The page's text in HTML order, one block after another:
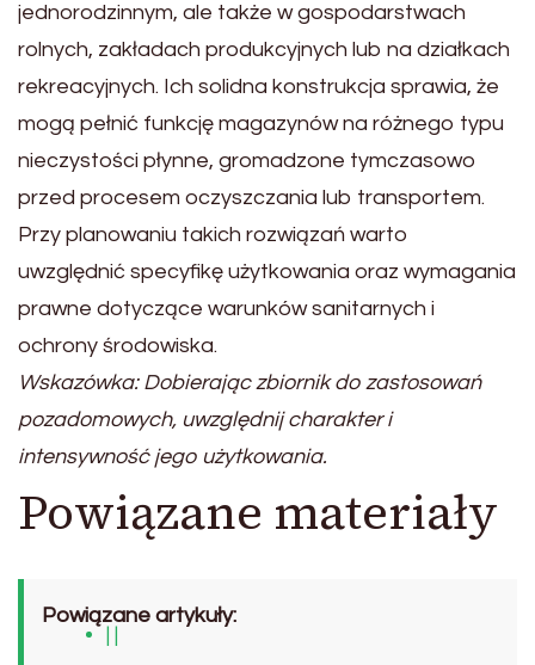
jednorodzinnym, ale także w gospodarstwach
rolnych, zakładach produkcyjnych lub na działkach
rekreacyjnych. Ich solidna konstrukcja sprawia, że
mogą pełnić funkcję magazynów na różnego typu
nieczystości płynne, gromadzone tymczasowo
przed procesem oczyszczania lub transportem.
Przy planowaniu takich rozwiązań warto
uwzględnić specyfikę użytkowania oraz wymagania
prawne dotyczące warunków sanitarnych i
ochrony środowiska.
Wskazówka: Dobierając zbiornik do zastosowań
pozadomowych, uwzględnij charakter i
intensywność jego użytkowania.
Powiązane materiały
Powiązane artykuły:
| |